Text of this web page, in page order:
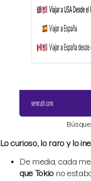
Lo curioso, lo raro y lo
De media, cada
que Tokio no